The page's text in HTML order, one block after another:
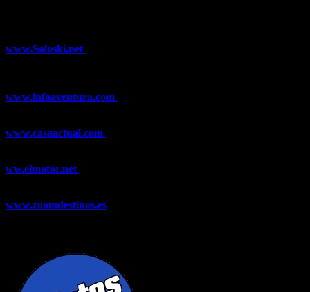
www.Soloski.net
www.infoaventura.com
www.casaactual.com
ww.elmotor.net
www.zoomdestinos.es